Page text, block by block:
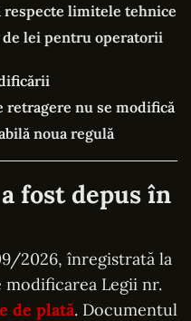
respecte limitele tehnice
de lei pentru operatorii
nu se modifică
noua regulă
fost depus în
2026, înregistrată la
modificarea Legii nr.
de plată. Documentul